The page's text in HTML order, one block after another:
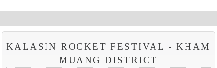
KALASIN ROCKET FESTIVAL - KHAM
MUANG DISTRICT